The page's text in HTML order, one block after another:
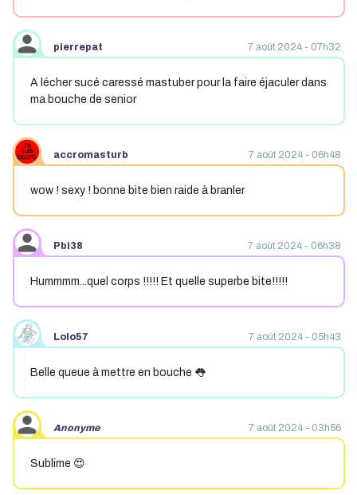
pierrepat 7 août 2024 - 07h32
A lécher sucé caressé mastuber pour la faire éjaculer dans
ma bouche de senior
accromasturb 7 août 2024 - 06h48
wow ! sexy ! bonne bite bien raide à branler
Pbi38 7 août 2024 - 06h38
Hummmm...quel corps !!!!! Et quelle superbe bite!!!!!
Lolo57 7 août 2024 - 05h43
Belle queue à mettre en bouche 👅
Anonyme 7 août 2024 - 03h56
Sublime 😍